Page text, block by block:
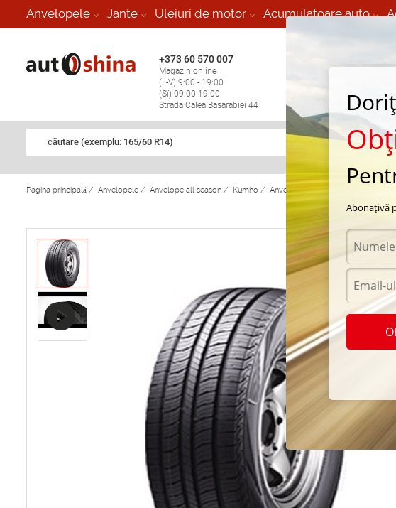
Anvelopele Jante Uleiuri de motor Acumulatoare auto
+373 60 570 007
Magazin online
(L-V) 9:00 - 19:00
(Sî) 09:00-19:00
Strada Calea Basarabiei 44
Vulcanizare Mobila 24/7 non
căutare (exemplu: 165/60 R14)
Pagina principală / Anvelopele / Anvelope all season / Kumho / Anvelope all season Kumho
Abonațivă